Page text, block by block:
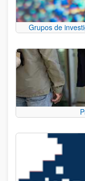
Grupos de